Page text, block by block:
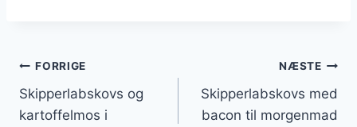
Indlægsnavigation
FORRIGE
Skipperlabskovs og
kartoffelmos i
NÆSTE
Skipperlabskovs med
bacon til morgenmad